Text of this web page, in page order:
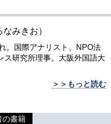
みきお）
。国際アナリスト、NPO法
ス研究所理事。大阪外国語大
＞＞もっと読む
の書籍